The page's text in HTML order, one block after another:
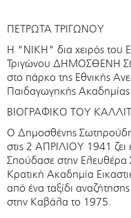
ΠΕΤΡΩΤΑ ΤΡΙΓΩΝΟΥ
Η "ΝΙΚΗ" δια χειρός του
Τριγώνου ΔΗΜΟΣΘΕΝΗ
στο πάρκο της Εθνικής
Παιδαγωγηκής Ακαδημίας
ΒΙΟΓΡΑΦΙΚΟ ΤΟΥ
Ο Δημοσθένης
στις 2 ΑΠΡΙΛΙΟΥ 1941 ζει
Σπούδασε στην Ελευθέρα
Κρατική Ακαδημία
από ένα ταξίδι
στην Καβάλα το 1975.